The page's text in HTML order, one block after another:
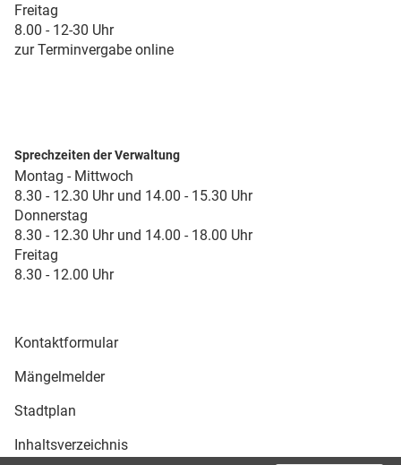
Freitag
8.00 - 12-30 Uhr
zur Terminvergabe online
Sprechzeiten der Verwaltung
Montag - Mittwoch
8.30 - 12.30 Uhr und 14.00 - 15.30 Uhr
Donnerstag
8.30 - 12.30 Uhr und 14.00 - 18.00 Uhr
Freitag
8.30 - 12.00 Uhr
Kontaktformular
Mängelmelder
Stadtplan
Inhaltsverzeichnis